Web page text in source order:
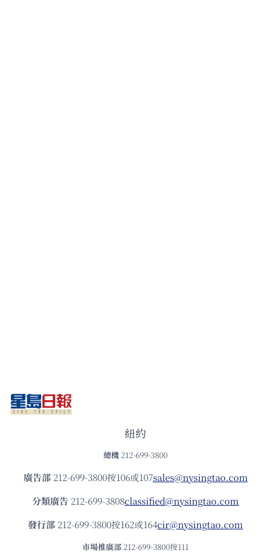
紐約
總機 212-699-3800
廣告部212-699-3800按106或107sales@nysingtao.com
分類廣告 212-699-3808classified@nysingtao.com
發⾏部 212-699-3800按162或164cir@nysingtao.com
市場推廣部 212-699-3800按111